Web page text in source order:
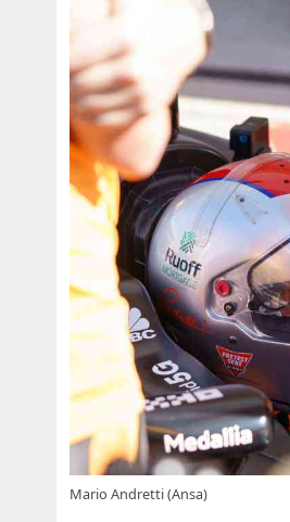
Mario Andretti (Ansa)